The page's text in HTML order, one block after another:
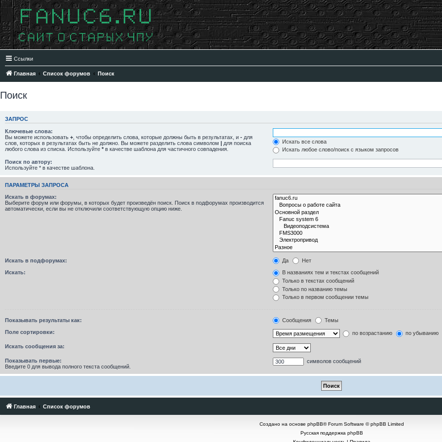
Ссылки
Главная Список форумов Поиск
Поиск
ЗАПРОС
Ключевые слова:
Вы можете использовать + , чтобы определить слова, которые должны быть в результатах, и - для
слов, которых в результатах быть не должно. Вы можете разделить слова символом | для поиска
любого слова из списка. Используйте * в качестве шаблона для частичного совпадения.
Искать все слова
Искать любое слово/поиск с языком запросов
Поиск по автору:
Используйте * в качестве шаблона.
ПАРАМЕТРЫ ЗАПРОСА
Искать в форумах:
Выберите форум или форумы, в которых будет произведён поиск. Поиск в подфорумах производится
автоматически, если вы не отключили соответствующую опцию ниже.
Искать в подфорумах: Да Нет
Искать:
В названиях тем и текстах сообщений
Только в текстах сообщений
Только по названию темы
Только в первом сообщении темы
Показывать результаты как: Сообщения Темы
Поле сортировки: по возрастанию по убыванию
Искать сообщения за:
Показывать первые:
Введите 0 для вывода полного текста сообщений.
символов сообщений
Главная Список форумов
Создано на основе phpBB® Forum Software © phpBB Limited
Русская поддержка phpBB